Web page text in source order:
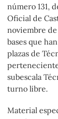
número 131,
Oficial de
noviembre
bases que
plazas de
subescala
turno libre.
Material